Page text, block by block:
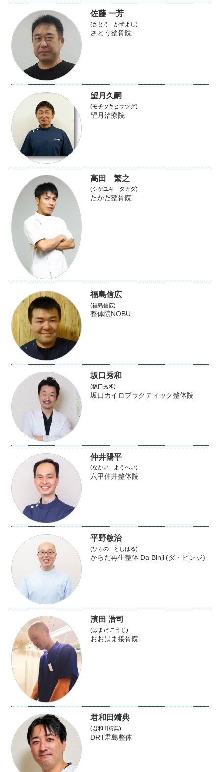
佐藤 一芳
(さとう かずよし)
さとう整骨院
望月久嗣
(モチヅキヒサツグ)
望月治療院
高田 繁之
(シゲユキ タカダ)
たかだ整骨院
福島信広
(福島信広)
整体院NOBU
坂口秀和
(坂口秀和)
坂口カイロプラクティック整体院
仲井陽平
(なかい ようへい)
六甲仲井整体院
平野敏治
(ひらの としはる)
からだ再生整体 Da Binji (ダ・ビンジ)
濱田 浩司
(はまだ こうじ)
おおはま接骨院
君和田靖典
(君和田靖典)
DRT君島整体